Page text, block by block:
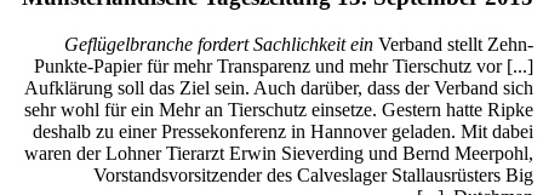
Punkte-
sehr wohl
deshalb
waren